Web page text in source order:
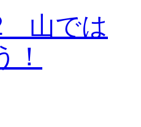
山では
！